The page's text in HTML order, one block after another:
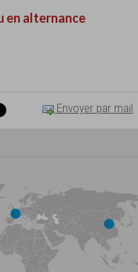
en alternance
Envoyer par mail